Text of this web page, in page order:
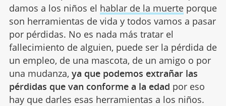
damos a los niños el hablar de la muerteporque
son herramientas de vida y todos vamos a pasar
por pérdidas. No es nada más tratar el
fallecimiento de alguien, puede ser la pérdida de
un empleo, de una mascota, de un amigo o por
una mudanza, ya que podemos extrañar las
pérdidas que van conforme a la edad por eso
hay que darles esas herramientas a los niños.